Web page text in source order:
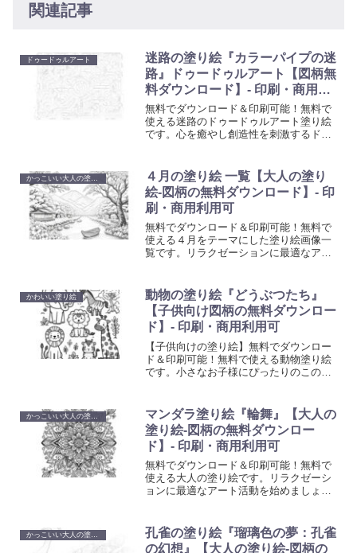
関連記事
ドゥードゥルアート
迷路の塗り絵『カラーパイプの迷
路』ドゥードゥルアート【図柄無
料ダウンロード】- 印刷・商用利
用可
無料でダウンロード＆印刷可能！無料で
使える迷路のドゥードゥルアート塗り絵
です。心を癒やし創造性を刺激するドゥ
楽しめる、リラクゼーションに最適なア
ート活動を始めましょう。
かっこいい大人の塗り絵
４月の塗り絵 一覧【大人の塗り
絵-図柄の無料ダウンロード】- 印
刷・商用利用可
無料でダウンロード＆印刷可能！無料で
使える４月をテーマにした塗り絵画像一
覧です。リラクゼーションに最適なアー
ら解放されるひと時を。
かわいい塗り絵
動物の塗り絵『どうぶつたち』
【子供向け図柄の無料ダウンロー
ド】- 印刷・商用利用可
【子供向けの塗り絵】無料でダウンロー
ド＆印刷可能！無料で使える動物塗り絵
です。小さなお子様にぴったりのこの象
すぐダウンロードして、楽しみながら学
びましょう。
マンダラ塗り絵『輪舞』【大人の
塗り絵-図柄の無料ダウンロー
ド】- 印刷・商用利用可
無料でダウンロード＆印刷可能！無料で
使える大人の塗り絵です。リラクゼーシ
ョンに最適なアート活動を始めましょ
を。
かっこいい大人の塗り絵
孔雀の塗り絵『瑠璃色の夢：孔雀
の幻想』【大人の塗り絵-図柄の